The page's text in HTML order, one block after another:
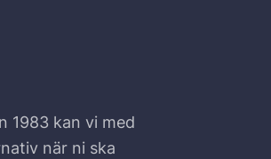
1983 kan vi med
när ni ska